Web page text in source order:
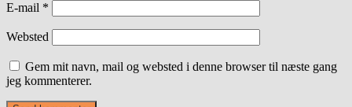
E-mail *
Websted
Gem mit navn, mail og websted i denne browser til næste gang
jeg kommenterer.